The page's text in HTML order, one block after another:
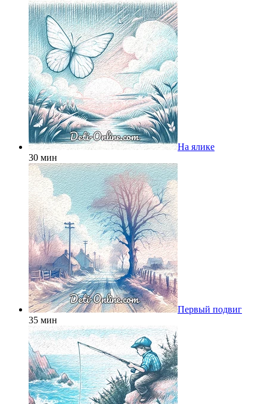
На ялике
30 мин
Первый подвиг
35 мин